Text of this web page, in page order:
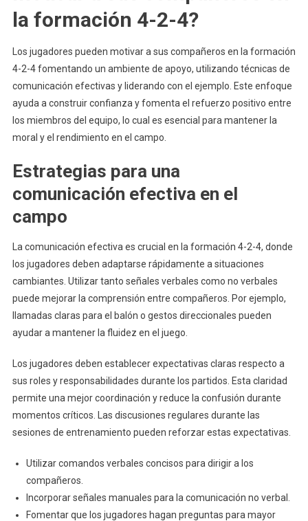
la formación 4-2-4?
Los jugadores pueden motivar a sus compañeros en la formación
4-2-4 fomentando un ambiente de apoyo, utilizando técnicas de
comunicación efectivas y liderando con el ejemplo. Este enfoque
ayuda a construir confianza y fomenta el refuerzo positivo entre
los miembros del equipo, lo cual es esencial para mantener la
moral y el rendimiento en el campo.
Estrategias para una
comunicación efectiva en el
campo
La comunicación efectiva es crucial en la formación 4-2-4, donde
los jugadores deben adaptarse rápidamente a situaciones
cambiantes. Utilizar tanto señales verbales como no verbales
puede mejorar la comprensión entre compañeros. Por ejemplo,
llamadas claras para el balón o gestos direccionales pueden
ayudar a mantener la fluidez en el juego.
Los jugadores deben establecer expectativas claras respecto a
sus roles y responsabilidades durante los partidos. Esta claridad
permite una mejor coordinación y reduce la confusión durante
momentos críticos. Las discusiones regulares durante las
sesiones de entrenamiento pueden reforzar estas expectativas.
Utilizar comandos verbales concisos para dirigir a los
compañeros.
Incorporar señales manuales para la comunicación no verbal.
Fomentar que los jugadores hagan preguntas para mayor